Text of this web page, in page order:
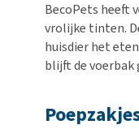
BecoPets heeft
vrolijke tinten.
huisdier het
blijft de voerbak